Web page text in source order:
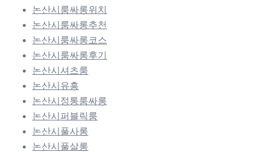
논산시룸싸롱위치
논산시룸싸롱추천
논산시룸싸롱코스
논산시룸싸롱후기
논산시셔츠룸
논산시유흥
논산시정통룸싸롱
논산시퍼블릭룸
논산시풀사롱
논산시풀살롱